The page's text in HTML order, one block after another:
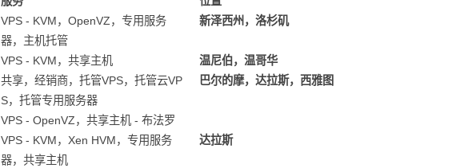
VPS - KVM，OpenVZ，专用服务
器，主机托管
新泽西州，洛杉矶
VPS - KVM，共享主机
温尼伯，温哥华
共享，经销商，托管VPS，托管云VP
S，托管专用服务器
巴尔的摩，达拉斯，西雅图
VPS - OpenVZ，共享主机 - 布法罗
VPS - KVM，Xen HVM，专用服务
器，共享主机
达拉斯